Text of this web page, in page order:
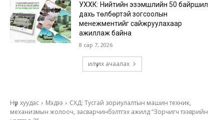
УХХК: Нийтийн эзэмшлийн 50 байршил
дахь төлбөртэй зогсоолын
менежментийг сайжруулахаар
ажиллаж байна
8 сар 7, 2026
илүү их ачаалах